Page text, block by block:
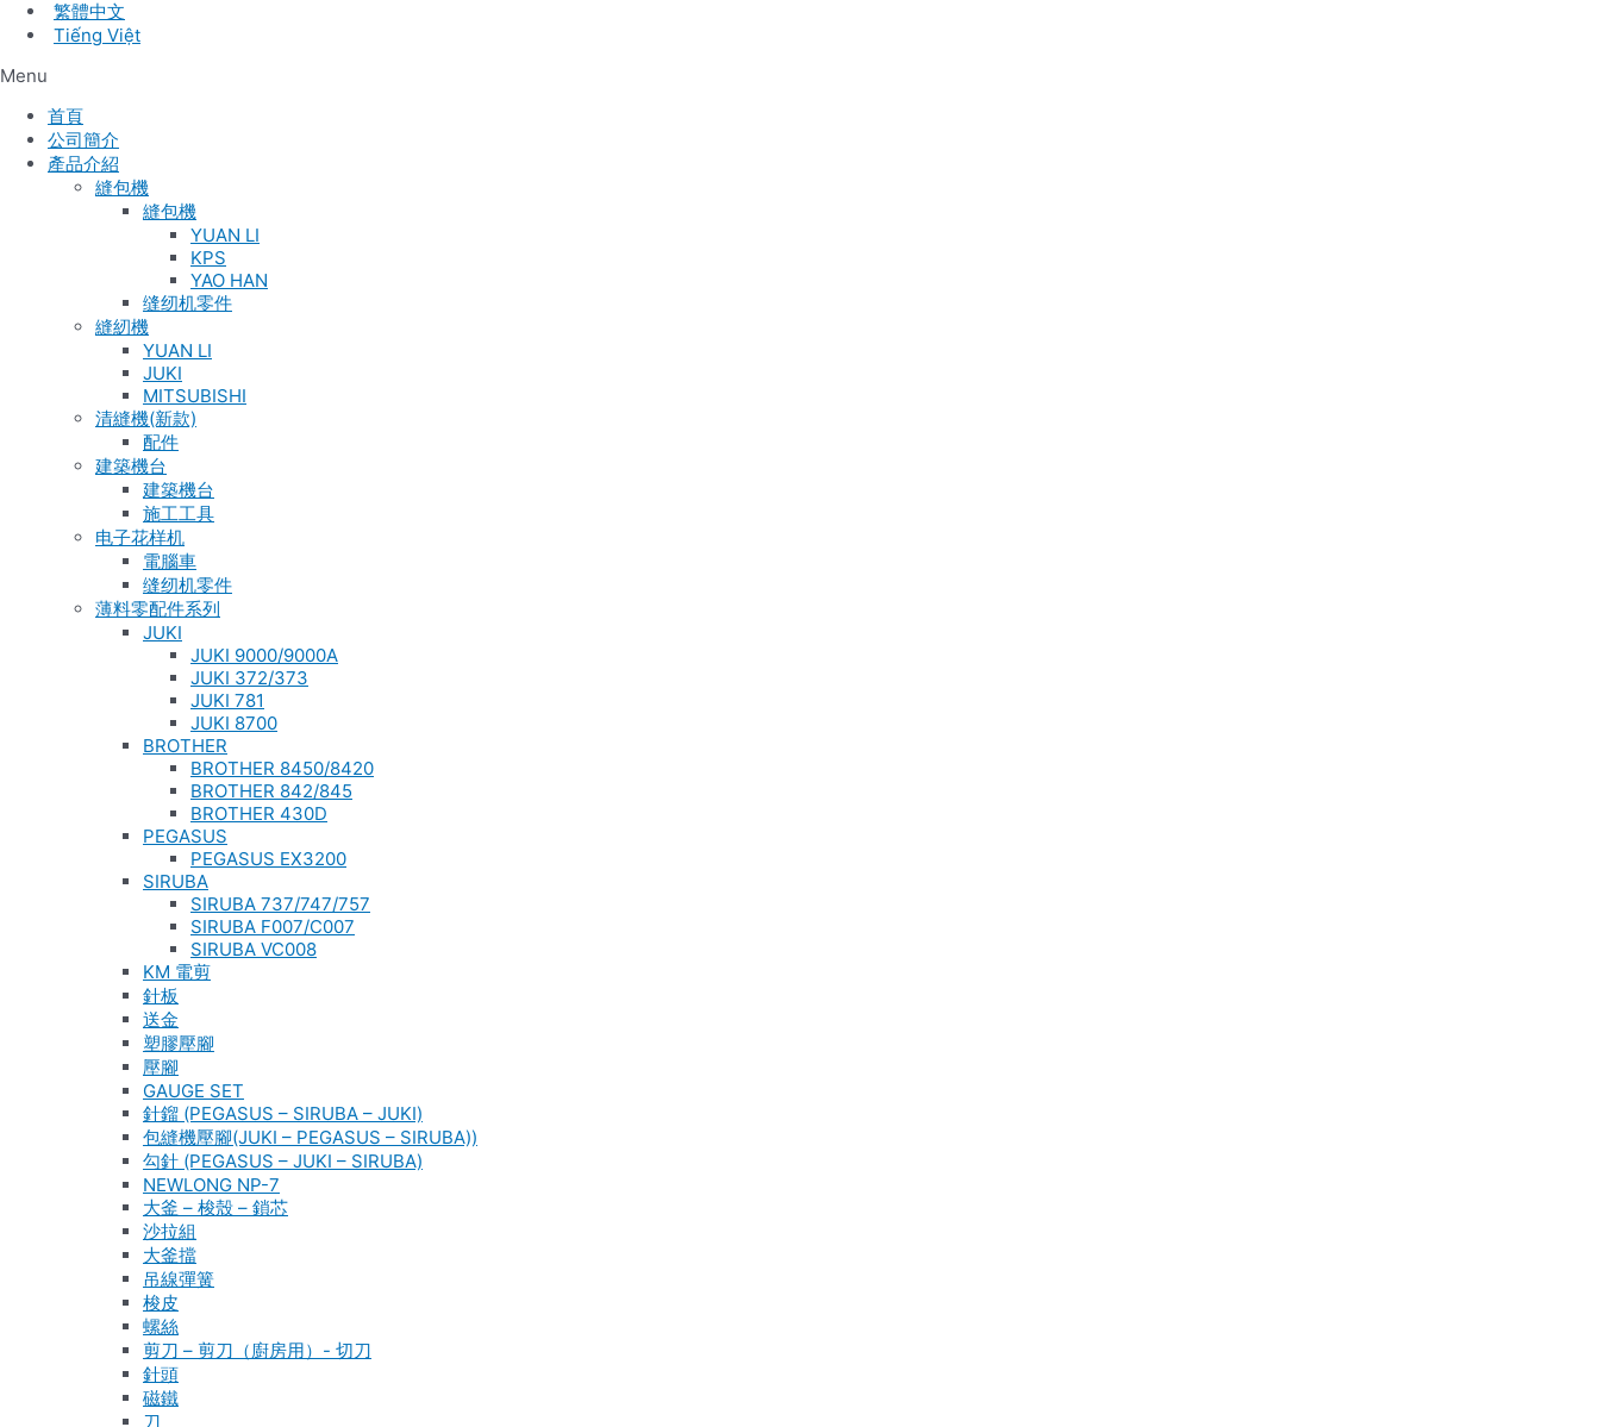
Tiếng Việt
Menu
首頁
公司簡介
產品介紹
縫包機
縫包機
YUAN LI
KPS
YAO HAN
缝纫机零件
縫紉機
YUAN LI
JUKI
MITSUBISHI
清縫機(新款)
配件
建築機台
建築機台
施工工具
电子花样机
電腦車
缝纫机零件
薄料零配件系列
JUKI
JUKI 9000/9000A
JUKI 372/373
JUKI 781
JUKI 8700
BROTHER
BROTHER 8450/8420
BROTHER 842/845
BROTHER 430D
PEGASUS
PEGASUS EX3200
SIRUBA
SIRUBA 737/747/757
SIRUBA F007/C007
SIRUBA VC008
KM 電剪
針板
送金
塑膠壓腳
壓腳
GAUGE SET
針鎦 (PEGASUS – SIRUBA – JUKI)
包縫機壓腳(JUKI – PEGASUS – SIRUBA))
勾針 (PEGASUS – JUKI – SIRUBA)
NEWLONG NP-7
大釜 – 梭殼 – 鎖芯
沙拉組
大釜擋
吊線彈簧
梭皮
螺絲
剪刀 – 剪刀（廚房用）- 切刀
針頭
磁鐵
刀